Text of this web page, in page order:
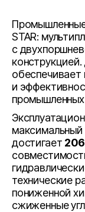
STAR:
с
и
промышленных
максимальный
достигает
технические
пониженной
сжиженные